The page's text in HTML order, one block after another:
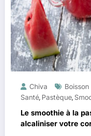
Chiva
Santé, Pastèque,
Le smoothie à la
alcaliniser votre